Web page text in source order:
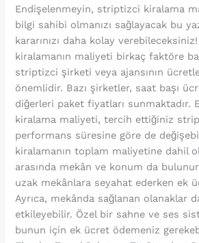
Endişelenmeyin, striptizci kiralama
bilgi sahibi olmanızı sağlayacak bu
kararınızı daha kolay
kiralamanın maliyeti birkaç faktöre
striptizci şirketi veya ajansının
önemlidir. Bazı şirketler, saat başı
diğerleri paket fiyatları sunmaktadır.
kiralama maliyeti, tercih ettiğiniz
performans süresine göre de
kiralamanın toplam maliyetine dahil
arasında mekân ve konum da
uzak mekânlara seyahat ederken ek
Ayrıca, mekânda sağlanan olanaklar
etkileyebilir. Özel bir sahne ve ses
bunun için ek ücret ödemeniz